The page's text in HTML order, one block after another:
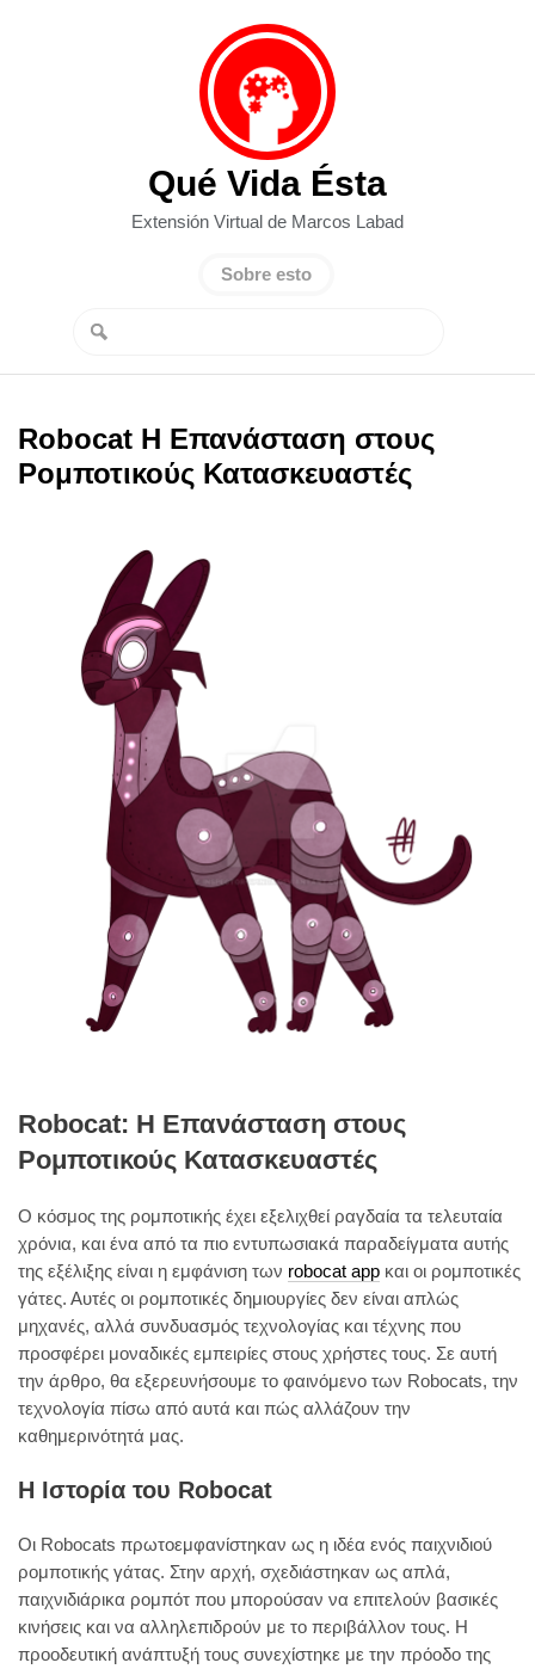
Qué Vida Ésta
Extensión Virtual de Marcos Labad
Sobre esto
Robocat Η Επανάσταση στους
Ρομποτικούς Κατασκευαστές
Robocat: Η Επανάσταση στους
Ρομποτικούς Κατασκευαστές
Ο κόσμος της ρομποτικής έχει εξελιχθεί ραγδαία τα τελευταία
χρόνια, και ένα από τα πιο εντυπωσιακά παραδείγματα αυτής
της εξέλιξης είναι η εμφάνιση των robocat app και οι ρομποτικές
γάτες. Αυτές οι ρομποτικές δημιουργίες δεν είναι απλώς
μηχανές, αλλά συνδυασμός τεχνολογίας και τέχνης που
προσφέρει μοναδικές εμπειρίες στους χρήστες τους. Σε αυτή
την άρθρο, θα εξερευνήσουμε το φαινόμενο των Robocats, την
τεχνολογία πίσω από αυτά και πώς αλλάζουν την
καθημερινότητά μας.
Η Ιστορία του Robocat
Οι Robocats πρωτοεμφανίστηκαν ως η ιδέα ενός παιχνιδιού
ρομποτικής γάτας. Στην αρχή, σχεδιάστηκαν ως απλά,
παιχνιδιάρικα ρομπότ που μπορούσαν να επιτελούν βασικές
κινήσεις και να αλληλεπιδρούν με το περιβάλλον τους. Η
προοδευτική ανάπτυξή τους συνεχίστηκε με την πρόοδο της